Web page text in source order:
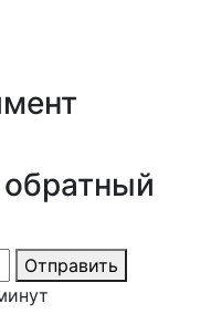
Отправить